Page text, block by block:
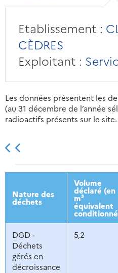
Etablissement :
CÈDRES
Exploitant :
Les données présentent les
(au 31 décembre de l’année
radioactifs présents sur le site.
2013 2014
Nature des
déchets
Volume
déclaré (en
m³
équivalent
DGD -
Déchets
gérés en
décroissance
5,2